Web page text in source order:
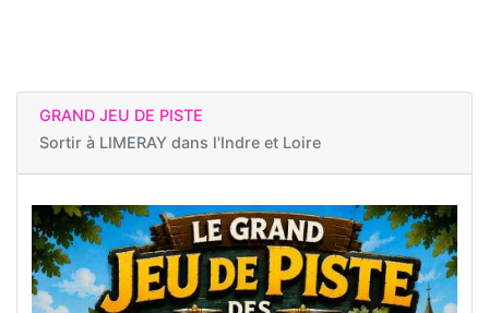
GRAND JEU DE PISTE
Sortir à LIMERAY dans l'Indre et Loire